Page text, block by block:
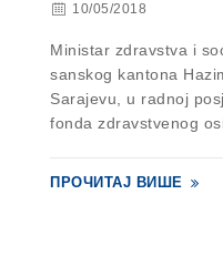
10/05/2018
Ministar zdravstva i
sanskog kantona
Sarajevu, u radnoj
fonda zdravstvenog
ПРОЧИТАЈ ВИШЕ